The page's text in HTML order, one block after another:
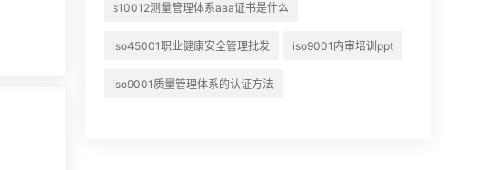
s10012测量管理体系aaa证书是什么
iso45001职业健康安全管理批发 iso9001内审培训ppt
iso9001质量管理体系的认证方法